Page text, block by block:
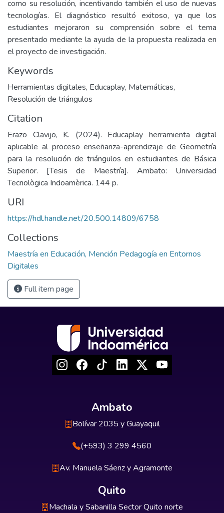
como su resolución, incentivando también el uso de nuevas
tecnologías. El diagnóstico resultó exitoso, ya que los
estudiantes mejoraron su comprensión sobre el tema
presentado mediante la ayuda de la propuesta realizada en
el proyecto de investigación.
Keywords
Herramientas digitales, Educaplay, Matemáticas,
Resolución de triángulos
Citation
Erazo Clavijo, K. (2024). Educaplay herramienta digital
aplicable al proceso enseñanza-aprendizaje de Geometría
para la resolución de triángulos en estudiantes de Básica
Superior. [Tesis de Maestría]. Ambato: Universidad
Tecnològica Indoamèrica. 144 p.
URI
https://hdl.handle.net/20.500.14809/6758
Collections
Maestría en Educación, Mención Pedagogía en Entornos
Digitales
Full item page
Ambato
Bolívar 2035 y Guayaquil
(+593) 3 299 4560
Av. Manuela Sáenz y Agramonte
Quito
Machala y Sabanilla Sector Quito norte